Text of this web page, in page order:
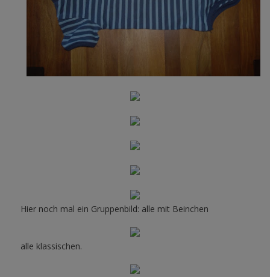
Hier noch mal ein Gruppenbild: alle mit Beinchen
alle klassischen.